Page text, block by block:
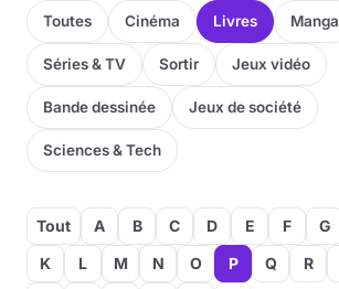
Toutes Cinéma Livres Manga
Séries & TV Sortir Jeux vidéo
Bande dessinée Jeux de société
Sciences & Tech
Tout A B C D E F G
K
L M N O P Q R